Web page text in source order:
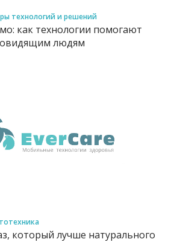
технологий и решений
как технологии помогают
людям
который лучше натурального